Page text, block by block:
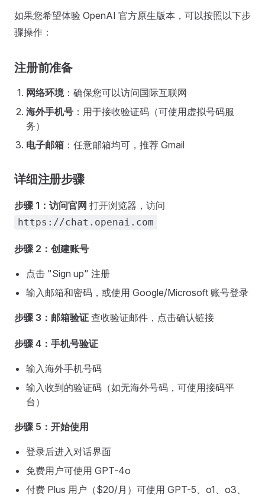
如果您希望体验 OpenAI 官方原生版本，可以按照以下步
骤操作：
注册前准备
网络环境：确保您可以访问国际互联网
海外手机号 ：用于接收验证码（可使用虚拟号码服
务）
电子邮箱 ：任意邮箱均可，推荐 Gmail
详细注册步骤
步骤 1：访问官网 打开浏览器，访问
https://chat.openai.com
步骤 2：创建账号
点击 "Sign up" 注册
输入邮箱和密码，或使用 Google/Microsoft 账号登录
步骤 3：邮箱验证 查收验证邮件，点击确认链接
步骤 4：手机号验证
输入海外手机号码
输入收到的验证码（如无海外号码，可使用接码平
台）
步骤 5：开始使用
登录后进入对话界面
免费用户可使用 GPT-4o
付费 Plus 用户（$20/月）可使用 GPT-5、o1、o3、